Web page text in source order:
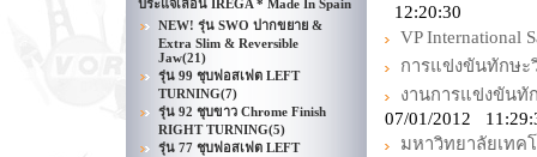
ประแจเลื่อน IREGA * Made In Spain
NEW! รุ่น SWO ปากขยาย &
Extra Slim & Reversible
Jaw(21)
รุ่น 99 ชุบฟอสเฟต LEFT
TURNING(7)
รุ่น 92 ชุบขาว Chrome Finish
RIGHT TURNING(5)
รุ่น 77 ชุบฟอสเฟต LEFT
12:20:30
VP International
การแข่งขันทักษะ
งานการแข่งขันทั
07/01/2012
มหาวิทยาลัยเทค